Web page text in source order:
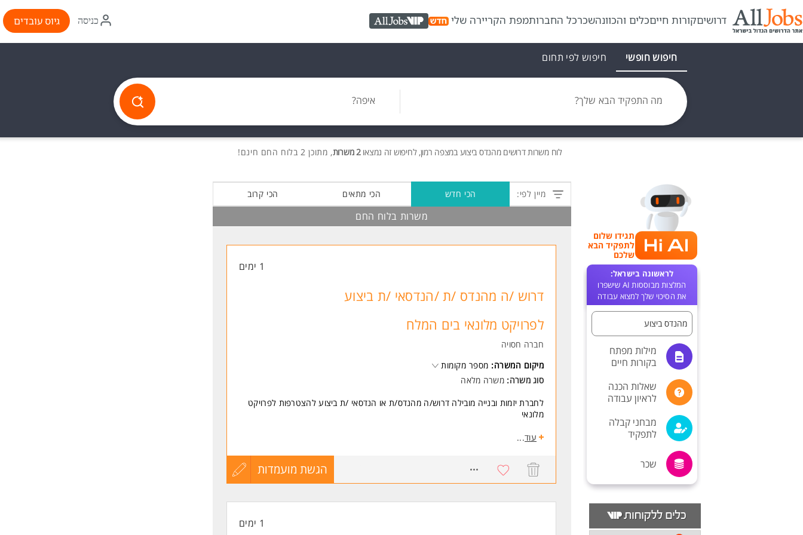
דרושיםקורות חייםכלים והכוונהשכרכל החברותמפת הקריירה שלי AllJobs VIP
איקון
התחברות
כניסה גיוס עובדים
חיפוש חופשי חיפוש לפי תחום
מה התפקיד הבא שלך? איפה?
לוח משרותדרושים מהנדס ביצוע במצפה רמון, לחיפוש זה נמצאו2 משרות , מתוכן 2 בלוח החם חינם!
תגידו שלום
לתפקיד הבא
שלכם
לראשונה בישראל:
המלצות מבוססות AI שישפרו
את הסיכוי שלך למצוא עבודה
מהנדס ביצוע
מילות מפתח
בקורות חיים
שאלות הכנה
לראיון עבודה
מבחני קבלה
לתפקיד
שכר
מיין לפי: הכי חדש הכי מתאים הכי קרוב
משרות בלוח החם
1 ימים
דרוש /ה מהנדס /ת /הנדסאי /ת ביצוע
לפרויקט מלונאי בים המלח
חברה חסויה
מיקום המשרה: מספר מקומות
סוג משרה: משרה מלאה
לחברת יזמות ובנייה מובילה דרוש/ה מהנדס/ת או הנדסאי /ת ביצוע להצטרפות לפרויקט
מלונאי
תיאור התפקיד:
* בקרה על איכות הביצוע, בטיחות ועמידה בדרישות הפרויקט.
* פתרון בעיות הנדסיות בשטח ומתן מענה מקצועי במהלך הביצוע.
* עבודה מול מנהל הפרויקט והגורמים המקצועיים השונים.
עוד...
הגשת מועמדות
עדכון
1 ימים